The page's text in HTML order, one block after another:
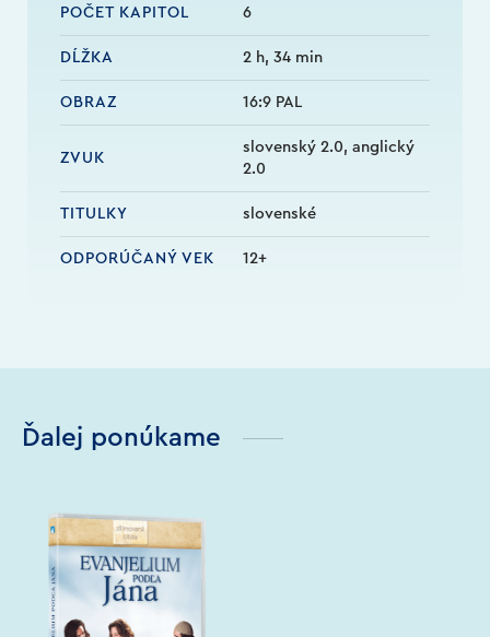
POČET KAPITOL 6
DĹŽKA 2 h, 34 min
OBRAZ 16:9 PAL
ZVUK
slovenský 2.0, anglický
2.0
TITULKY slovenské
ODPORÚČANÝ VEK 12+
Ďalej ponúkame